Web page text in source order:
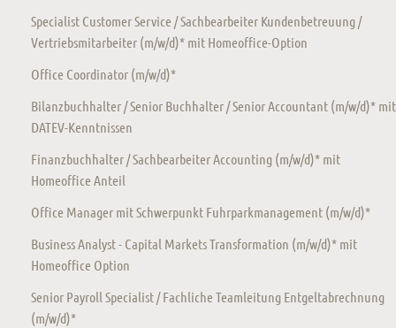
Specialist Customer Service / Sachbearbeiter Kundenbetreuung /
Vertriebsmitarbeiter (m/w/d)* mit Homeoffice-Option
Office Coordinator (m/w/d)*
Bilanzbuchhalter / Senior Buchhalter / Senior Accountant (m/w/d)* mit
DATEV-Kenntnissen
Finanzbuchhalter / Sachbearbeiter Accounting (m/w/d)* mit
Homeoffice Anteil
Office Manager mit Schwerpunkt Fuhrparkmanagement (m/w/d)*
Business Analyst - Capital Markets Transformation (m/w/d)* mit
Homeoffice Option
Senior Payroll Specialist / Fachliche Teamleitung Entgeltabrechnung
(m/w/d)*